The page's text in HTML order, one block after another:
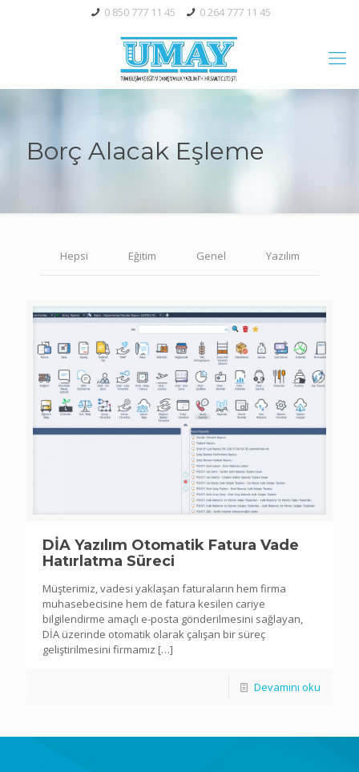
0 850 777 11 45 0 264 777 11 45
Borç Alacak Eşleme
Hepsi Eğitim Genel Yazılım
DİA Yazılım Otomatik Fatura Vade
Hatırlatma Süreci
Müşterimiz, vadesi yaklaşan faturaların hem firma
muhasebecisine hem de fatura kesilen cariye
bilgilendirme amaçlı e-posta gönderilmesini sağlayan,
DİA üzerinde otomatik olarak çalışan bir süreç
geliştirilmesini firmamız […]
Devamını oku